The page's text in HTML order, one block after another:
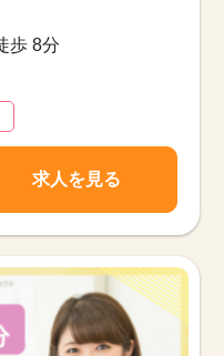
歩 8分
求人を見る